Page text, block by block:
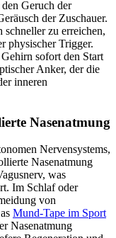
Geruch der
der Zuschauer.
zu erreichen,
physischer Trigger.
sofort den Start
Anker, der die
inneren
Nasenatmung
Nervensystems,
Nasenatmung
was
Im Schlaf oder
von
Mund-Tape im Sport
Nasenatmung